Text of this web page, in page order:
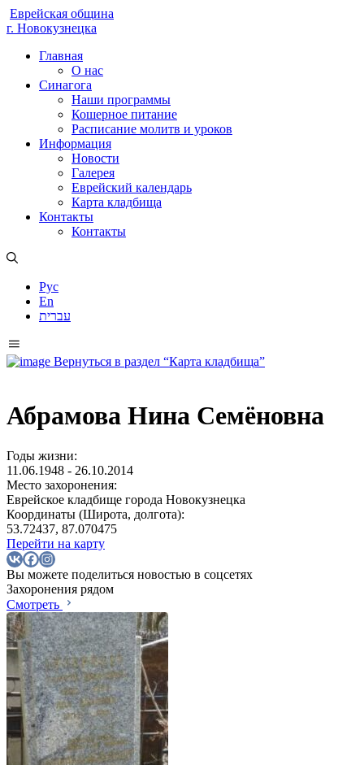
Еврейская община
г. Новокузнецка
Главная
О нас
Синагога
Наши программы
Кошерное питание
Расписание молитв и уроков
Информация
Новости
Галерея
Еврейский календарь
Карта кладбища
Контакты
Контакты
Рус
En
עברית
Вернуться в раздел “Карта кладбища”
Абрамова Нина Семёновна
Годы жизни:
11.06.1948 - 26.10.2014
Место захоронения:
Еврейское кладбище города Новокузнецка
Координаты (Широта, долгота):
53.72437, 87.070475
Перейти на карту
Вы можете поделиться новостью в соцсетях
Захоронения рядом
Смотреть